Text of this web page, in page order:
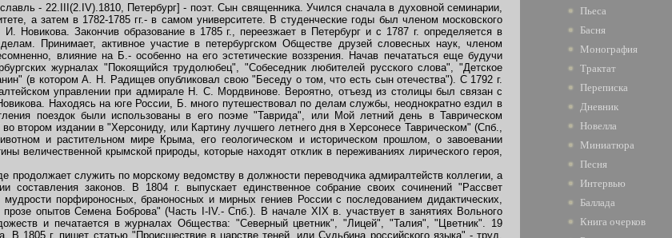
- 22.III(2.IV).1810, Петербург] - поэт. Сын священника. Учился сначала в духовной семинарии,
а затем в 1782-1785 гг.- в самом университете. В студенческие годы был членом московского
Новикова. Закончив образование в 1785 г., переезжает в Петербург и с 1787 г. определяется в
Принимает, активное участие в петербургском Обществе друзей словесных наук, членом
влияние на Б.- особенно на его эстетические воззрения. Начав печататься еще будучи
журналах "Покоящийся трудолюбец", "Собеседник любителей русского слова", "Детское
(в котором А. Н. Радищев опубликовал свою "Беседу о том, что есть сын отечества"). С 1792 г.
управлении при адмирале Н. С. Мордвинове. Вероятно, отъезд из столицы был связан с
Находясь на юге России, Б. много путешествовал по делам службы, неоднократно ездил в
поездок были использованы в его поэме "Таврида", или Мой летний день в Таврическом
втором издании в "Херсониду, или Картину лучшего летнего дня в Херсонесе Таврическом" (Спб.,
и растительном мире Крыма, его геологическом и историческом прошлом, о завоевании
величественной крымской природы, которые находят отклик в переживаниях лирического героя,
продолжает служить по морскому ведомству в должности переводчика адмиралтейств коллегии, а
составления законов. В 1804 г. выпускает единственное собрание своих сочинений "Рассвет
порфироносных, браноносных и мирных гениев России с последованием дидактических,
прозе опытов Семена Боброва" (Часть I-IV.- Спб.). В начале XIX в. участвует в занятиях Вольного
и печатается в журналах Общества: "Северный цветник", "Лицей", "Талия", "Цветник". 19
В 1805 г. пишет статью "Происшествие в царстве теней, или Судьбина российского языка" - труд,
Пьеса
Басня
Монография
Трактат
Переписка
Дневник
Новелла
Миниатюра
Песня
Интервью
Баллада
Книга очерков